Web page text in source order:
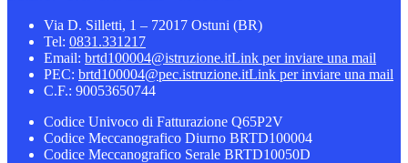
Via D. Silletti, 1 – 72017 Ostuni (BR)
Tel: 0831.331217
Email: brtd100004@istruzione.itLink per inviare una mail
PEC: brtd100004@pec.istruzione.itLink per inviare una mail
C.F.: 90053650744
Codice Univoco di Fatturazione Q65P2V
Codice Meccanografico Diurno BRTD100004
Codice Meccanografico Serale BRTD10050D